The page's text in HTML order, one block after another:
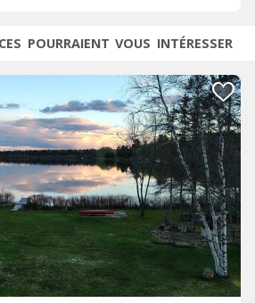
POURRAIENT VOUS INTÉRESSER